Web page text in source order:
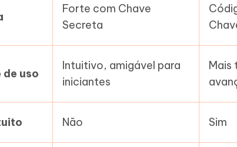
Forte com Chave
Secreta
uso
Intuitivo, amigável para
iniciantes
Mais
Não Sim